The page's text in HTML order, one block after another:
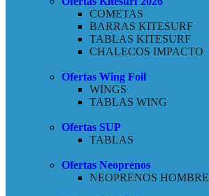
COMETAS
BARRAS KITESURF
TABLAS KITESURF
CHALECOS IMPACTO
Ofertas Wing Foil
WINGS
TABLAS WING
Ofertas SUP
TABLAS
Ofertas Neoprenos
NEOPRENOS HOMBRE